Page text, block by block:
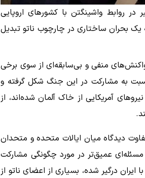
روابط واشینگتن با کشورهای اروپایی
یک بحران ساختاری در چارچوب ناتو تبدیل
منفی و بی‌سابقه‌ای از سوی برخی
نسبت به مشارکت در این جنگ شکل گرفته و
آمریکایی از خاک آلمان شده‌اند، از
دیدگاه میان ایالات متحده و متحدان
مسئله‌ای عمیق‌تر در مورد چگونگی مشارکت
درگیر شده، بسیاری از اعضای ناتو از